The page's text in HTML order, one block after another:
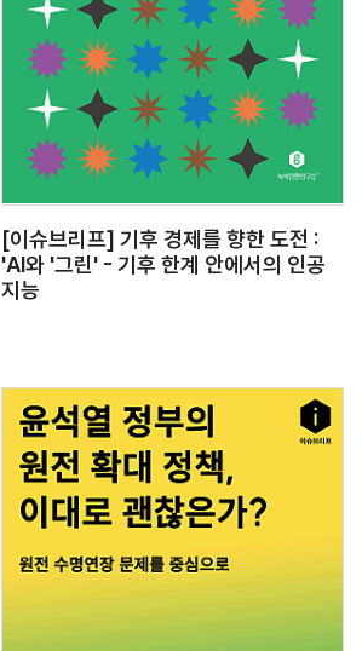
[이슈브리프] 기후 경제를 향한 도전 :
'AI와 '그린' - 기후 한계 안에서의 인공
지능